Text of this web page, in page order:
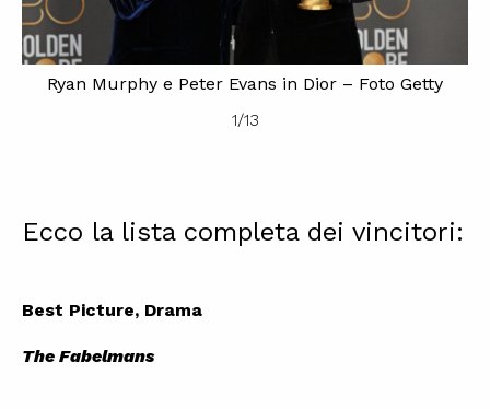
Ryan Murphy e Peter Evans in Dior – Foto Getty
1/13
Ecco la lista completa dei vincitori:
Best Picture, Drama
The Fabelmans